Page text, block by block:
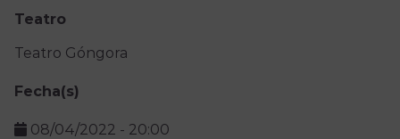
Teatro
Teatro Góngora
Fecha(s)
08/04/2022 - 20:00